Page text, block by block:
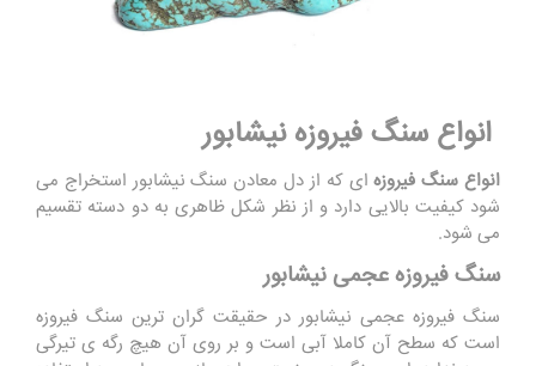
انواع سنگ فیروزه نیشابور
انواع سنگ فیروزهای که از دل معادن سنگ نیشابور استخراج می
شود کیفیت بالایی دارد و از نظر شکل ظاهری به دو دسته تقسیم
می شود.
سنگ فیروزه عجمی نیشابور
سنگ فیروزه عجمی نیشابور در حقیقت گران ترین سنگ فیروزه
است که سطح آن کاملا آبی است و بر روی آن هیچ رگه ی تیرگی